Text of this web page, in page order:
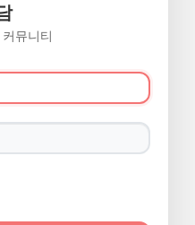
뮤니티